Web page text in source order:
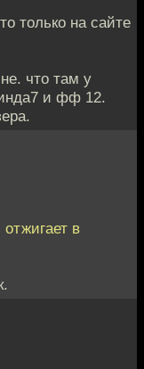
только на сайте
что там у
и фф 12.
в